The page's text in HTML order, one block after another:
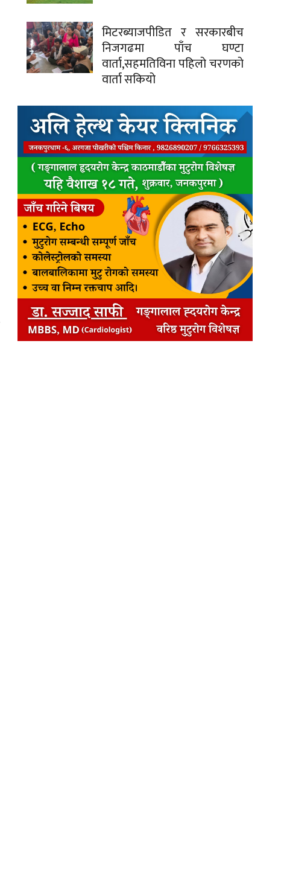
मिटरब्याजपीडित र सरकारबीच
निजगढमा पाँच घण्टा
वार्ता,सहमतिविना पहिलो चरणको
वार्ता सकियो